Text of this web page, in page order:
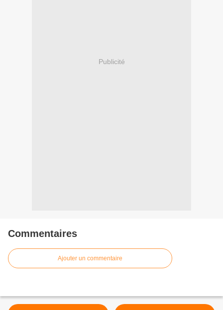
Publicité
Commentaires
Ajouter un commentaire